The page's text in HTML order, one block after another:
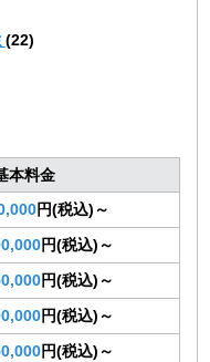
(22)
本料金
円(税込)～
円(税込)～
円(税込)～
円(税込)～
円(税込)～